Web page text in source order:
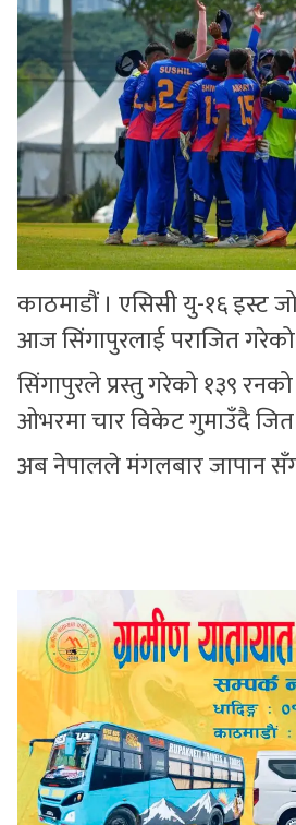
भिडियो
काठमाडौं । एसिसी यु-१६ इस्ट
आज सिंगापुरलाई पराजित
सिंगापुरले प्रस्तु गरेको १३९
ओभरमा चार विकेट गुमाउँदै जित
अब नेपालले मंगलबार जापान